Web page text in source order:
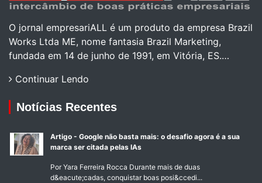
O jornal empresariALL é um produto da empresa Brazil
Works Ltda ME, nome fantasia Brazil Marketing,
fundada em 14 de junho de 1991, em Vitória, ES.…
Continuar Lendo
Notícias Recentes
Artigo - Google não basta mais: o desafio agora é a sua
marca ser citada pelas IAs
Por Yara Ferreira Rocca Durante mais de duas
d&eacute;cadas, conquistar boas posi&ccedi...